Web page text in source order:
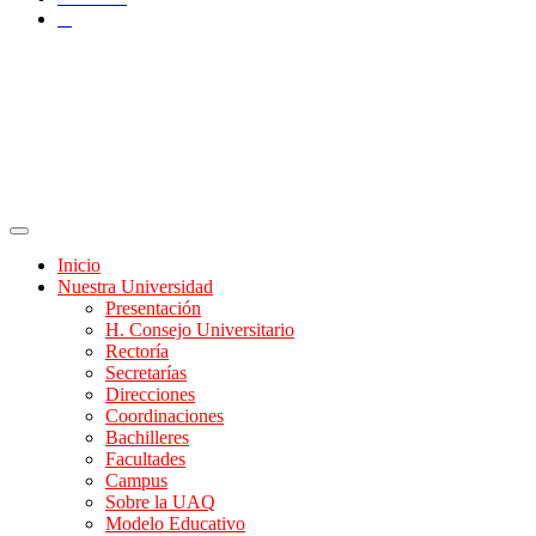
Inicio
Nuestra Universidad
Presentación
H. Consejo Universitario
Rectoría
Secretarías
Direcciones
Coordinaciones
Bachilleres
Facultades
Campus
Sobre la UAQ
Modelo Educativo